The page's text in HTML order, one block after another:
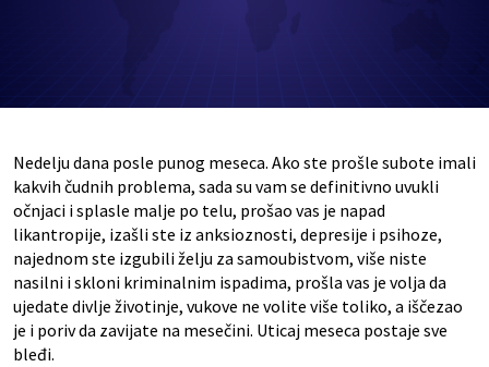
Nedelju dana posle punog meseca. Ako ste prošle subote imali
kakvih čudnih problema, sada su vam se definitivno uvukli
očnjaci i splasle malje po telu, prošao vas je napad
likantropije, izašli ste iz anksioznosti, depresije i psihoze,
najednom ste izgubili želju za samoubistvom, više niste
nasilni i skloni kriminalnim ispadima, prošla vas je volja da
ujedate divlje životinje, vukove ne volite više toliko, a iščezao
je i poriv da zavijate na mesečini. Uticaj meseca postaje sve
bleđi.